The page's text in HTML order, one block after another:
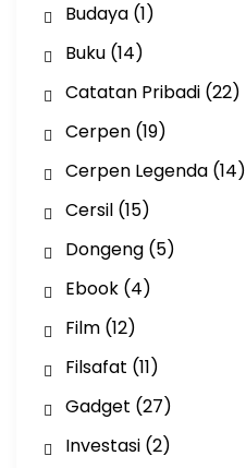
Budaya(1)
Buku(14)
Catatan Pribadi(22)
Cerpen(19)
Cerpen Legenda(14)
Cersil(15)
Dongeng(5)
Ebook(4)
Film(12)
Filsafat (11)
Gadget (27)
Investasi(2)